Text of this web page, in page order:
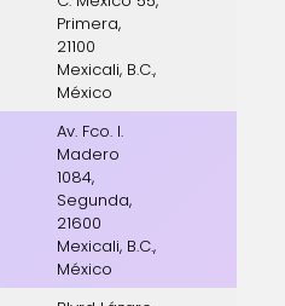
Primera,
21100
Mexicali, B.C.,
México
Av. Fco. I.
Madero
1084,
Segunda,
21600
Mexicali, B.C.,
México